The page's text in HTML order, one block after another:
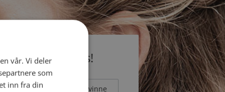
medlem gratis!
Mann Kvinne
vår. Vi deler
som
inn fra din